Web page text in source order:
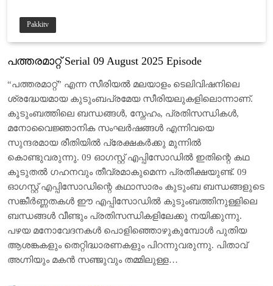
Pakkitv
പത്തരമാറ്റ് Serial 09 August 2025 Episode
“പത്തരമാറ്റ്” എന്ന സീരിയൽ മലയാളം ടെലിവിഷനിലെ
ശ്രദ്ധേയമായ കുടുംബപ്രമേയ സീരിയലുകളിലൊന്നാണ്.
കുടുംബത്തിലെ ബന്ധങ്ങൾ, സ്നേഹം, പ്രതിസന്ധികൾ,
മനോവൈജ്ഞാനിക സംഘർഷങ്ങൾ എന്നിവയെ
സുന്ദരമായ രീതിയിൽ പ്രേക്ഷകർക്കു മുന്നിൽ
കൊണ്ടുവരുന്നു. 09 ഓഗസ്റ്റ് എപ്പിസോഡിൽ ഇതിന്റെ കഥ
കൂടുതൽ ഗഹനവും തീവ്രമാകുമെന്ന പ്രതീക്ഷയുണ്ട്. 09
ഓഗസ്റ്റ് എപ്പിസോഡിന്റെ കഥാസാരം കുടുംബ ബന്ധങ്ങളുടെ
സങ്കീര്‍ണ്ണതകൾ ഈ എപ്പിസോഡിൽ കുടുംബത്തിനുള്ളിലെ
ബന്ധങ്ങൾ വീണ്ടും പ്രതിസന്ധികളിലേക്കു നയിക്കുന്നു.
പഴയ മനോവേദനകൾ പൊളിഞ്ഞൊഴുകുമ്പോൾ പുതിയ
ആശങ്കകളും തെറ്റിദ്ധാരണകളും പിറന്നുവരുന്നു. പിതാവ്
അഗ്നിയും മകൻ സഞ്ജുവും തമ്മിലുള്ള…